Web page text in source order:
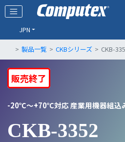
JPN
製品一覧 CKBシリーズ CKB-
販売終了
-20℃～+70℃対応 産業用機器組込
CKB-3352